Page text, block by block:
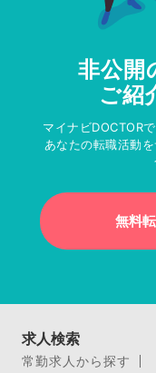
非公開
ご紹
マイナビDOCTOR
あなたの転職活動
無料
求人検索
常勤求人から探す